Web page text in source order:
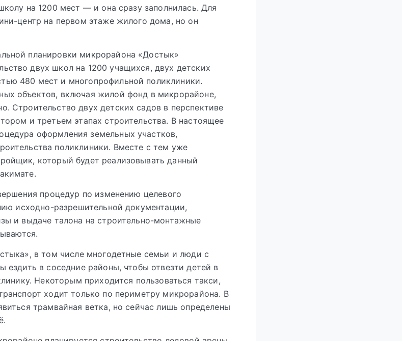
на 1200 мест — и она сразу заполнилась. Для
центр на первом этаже жилого дома, но он
планировки микрорайона «Достык»
двух школ на 1200 учащихся, двух детских
480 мест и многопрофильной поликлиники.
объектов, включая жилой фонд в микрорайоне,
Строительство двух детских садов в перспективе
и третьем этапах строительства. В настоящее
оформления земельных участков,
поликлиники. Вместе с тем уже
который будет реализовывать данный
процедур по изменению целевого
исходно-разрешительной документации,
и выдаче талона на строительно-монтажные
в том числе многодетные семьи и люди с
ездить в соседние районы, чтобы отвезти детей в
Некоторым приходится пользоваться такси,
ходит только по периметру микрорайона. В
трамвайная ветка, но сейчас лишь определены